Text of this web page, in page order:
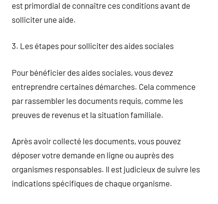
est primordial de connaître ces conditions avant de
solliciter une aide.
3. Les étapes pour solliciter des aides sociales
Pour bénéficier des aides sociales, vous devez
entreprendre certaines démarches. Cela commence
par rassembler les documents requis, comme les
preuves de revenus et la situation familiale.
Après avoir collecté les documents, vous pouvez
déposer votre demande en ligne ou auprès des
organismes responsables. Il est judicieux de suivre les
indications spécifiques de chaque organisme.